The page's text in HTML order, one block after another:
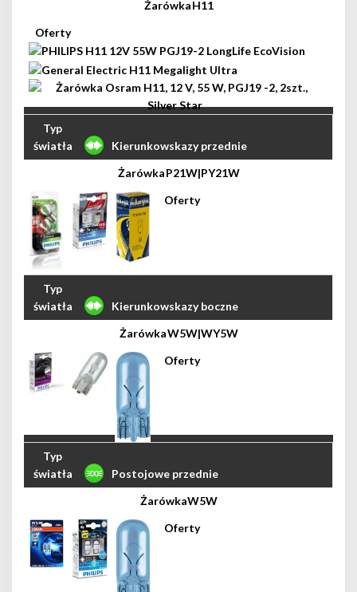
H11
Kierunkowskazy przednie
P21W|PY21W
Kierunkowskazy boczne
W5W|WY5W
Postojowe przednie
W5W